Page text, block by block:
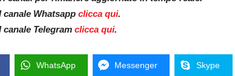
Whatsapp clicca qui.
Telegram clicca qui.
WhatsApp Messenger Skype